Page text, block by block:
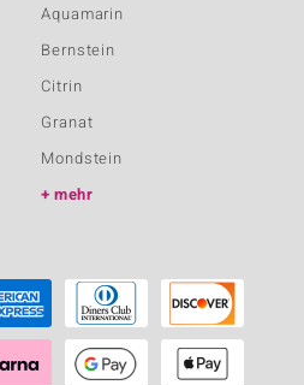
Aquamarin
Bernstein
Citrin
Granat
Mondstein
mehr